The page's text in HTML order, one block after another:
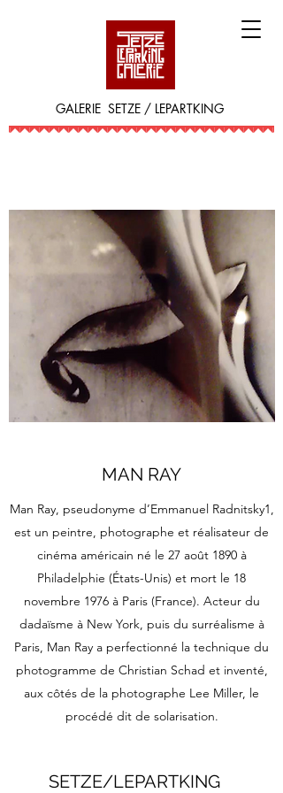
GALERIE SETZE / LEPARTKING
MAN RAY
Man Ray, pseudonyme d’Emmanuel Radnitsky1,
est un peintre, photographe et réalisateur de
cinéma américain né le 27 août 1890 à
Philadelphie (États-Unis) et mort le 18
novembre 1976 à Paris (France). Acteur du
dadaïsme à New York, puis du surréalisme à
Paris, Man Ray a perfectionné la technique du
photogramme de Christian Schad et inventé,
aux côtés de la photographe Lee Miller, le
procédé dit de solarisation.
SETZE/LEPARTKING